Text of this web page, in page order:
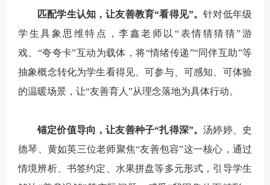
匹配学生认知，让友善教育“看得见”。针对低年级
学生具象思维特点，李鑫老师以“表情猜猜猜”游
戏、“夸夸卡”互动为载体，将“情绪传递”“同伴互助”等
抽象概念转化为学生看得见、可参与、可感知、可体验
的温暖场景，让“友善育人”从理念落地为具体行动。
锚定价值导向，让友善种子“扎得深”。汤婷婷、史
德琴、黄如英三位老师聚焦“友善包容”这一核心，通过
情境辨析、书签约定、水果拼盘等多元形式，引导学生